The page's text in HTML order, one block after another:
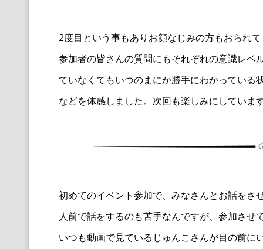
2度目という事もありお顔なじみの方もおられ
参加者の皆さんの質問にもそれぞれの意識レベ
ていなくてもいつのまにか勝手にわかっている
などを体感しました。次回も楽しみにしていま
初めてのイベント参加で、みなさんとお話をさ
人前で話をするのも苦手なんですが、参加させ
いつも動画で見ているじゅんこさんが目の前